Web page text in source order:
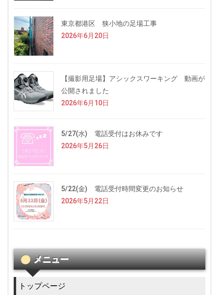
東京都港区 狭小地の足場工事
2026年6月20日
【撮影用足場】アシックスワーキング 動画が
公開されました
2026年6月10日
5/27(水) 電話受付はお休みです
2026年5月26日
5/22(金) 電話受付時間変更のお知らせ
2026年5月22日
メニュー
トップページ